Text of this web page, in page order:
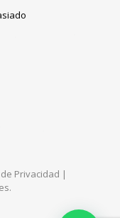
Privacidad |